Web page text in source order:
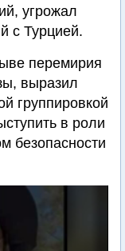
угрожал
с Турцией.
перемирия
выразил
группировкой
в роли
безопасности